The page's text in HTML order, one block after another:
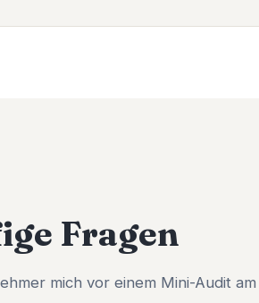
Fragen
mich vor einem Mini-Audit